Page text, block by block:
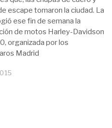
escape tomaron la ciudad. La
ese fin de semana la
de motos Harley-Davidson
organizada por los
Madrid